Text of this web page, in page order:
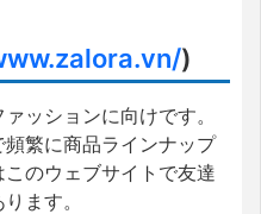
)
ッションに向けです。
繁に商品ラインナップ
のウェブサイトで友達
ます。